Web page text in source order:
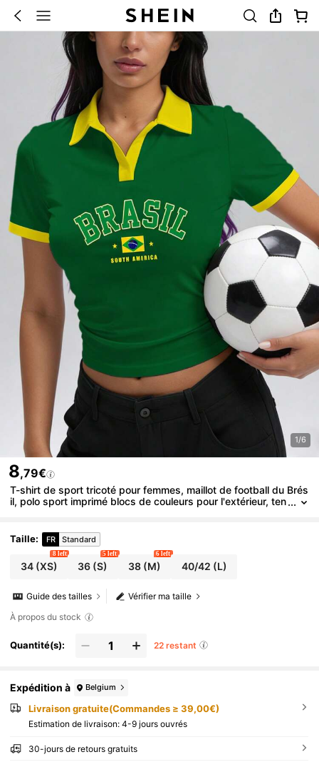
1/6
8,79€
T-shirt de sport tricoté pour femmes, maillot de football du Brés
il, polo sport imprimé blocs de couleurs pour l'extérieur, ten
ourse, l'entraînement
Taille: FR Standard
34(XS)
8 left
36 (S)
5 left
38(M)
6 left
40/42 (L)
Vérifier ma taille
Guide des tailles
À propos du stock
Quantité(s): 22 restant
Expédition à Belgium
Livraison gratuite(Commandes ≥ 39,00€)
Estimation de livraison: 4-9 jours ouvrés
30-jours de retours gratuits